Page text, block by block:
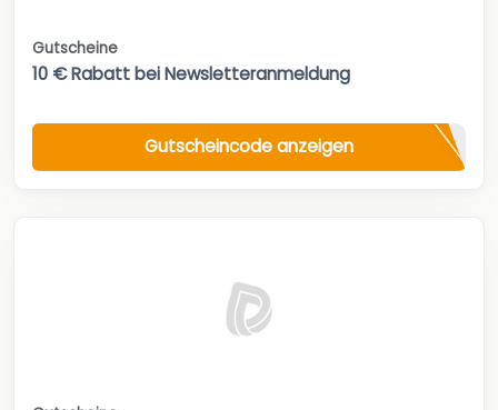
Gutscheine
10 € Rabatt bei Newsletteranmeldung
Gutscheincode anzeigen